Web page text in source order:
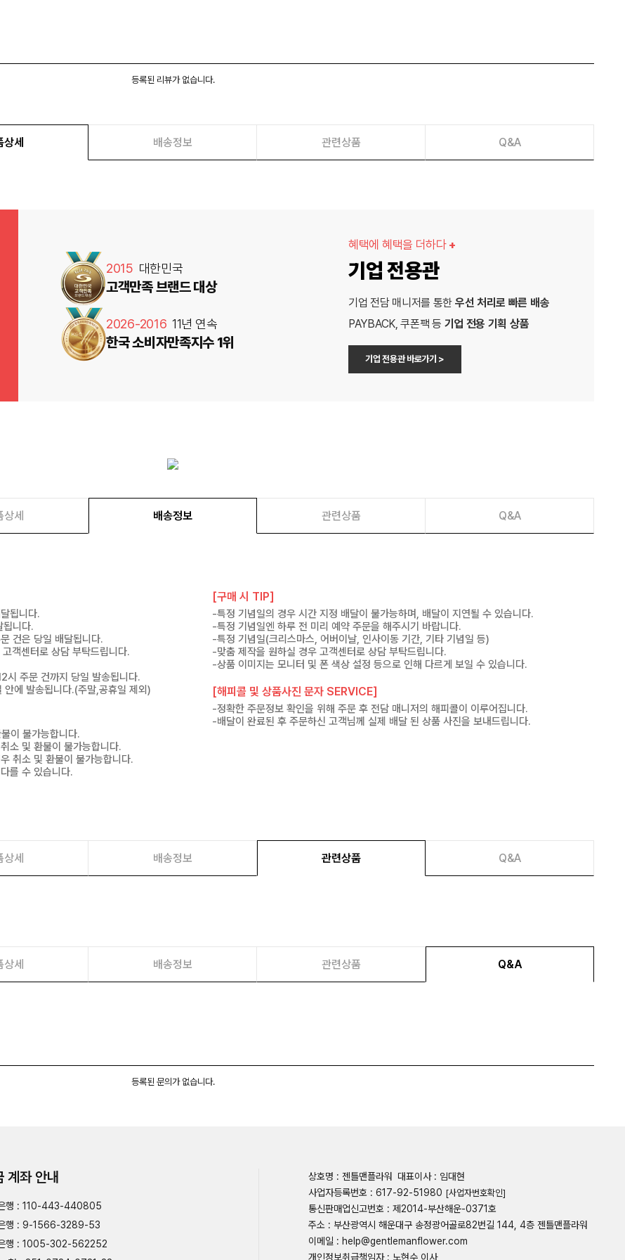
등록된 리뷰가 없습니다.
상세 배송정보 관련상품 Q&A
2015 대한민국
고객만족 브랜드 대상
2026-2016 11년 연속
한국 소비자만족지수 1위
혜택에 혜택을 더하다 +
기업 전용관
기업 전담 매니저를 통한 우선 처리로 빠른 배송
PAYBACK, 쿠폰팩 등 기업 전용 기획 상품
기업 전용관 바로가기 >
상세 배송정보 관련상품 Q&A
됩니다.
됩니다.
건은 당일 배달됩니다.
객센터로 상담 부탁드립니다.
시 주문 건까지 당일 발송됩니다.
에 발송됩니다.(주말,공휴일 제외)
이 불가능합니다.
소 및 환불이 불가능합니다.
취소 및 환불이 불가능합니다.
를 수 있습니다.
[구매 시 TIP]
-특정 기념일의 경우 시간 지정 배달이 불가능하며, 배달이 지연될 수 있습니다.
-특정 기념일엔 하루 전 미리 예약 주문을 해주시기 바랍니다.
-특정 기념일(크리스마스, 어버이날, 인사이동 기간, 기타 기념일 등)
-맞춤 제작을 원하실 경우 고객센터로 상담 부탁드립니다.
-상품 이미지는 모니터 및 폰 색상 설정 등으로 인해 다르게 보일 수 있습니다.
[해피콜 및 상품사진 문자 SERVICE]
-정확한 주문정보 확인을 위해 주문 후 전담 매니저의 해피콜이 이루어집니다.
-배달이 완료된 후 주문하신 고객님께 실제 배달 된 상품 사진을 보내드립니다.
상세 배송정보 관련상품 Q&A
상세 배송정보 관련상품 Q&A
등록된 문의가 없습니다.
계좌 안내
행 : 110-443-440805
행 : 9-1566-3289-53
행 : 1005-302-562252
상호명 : 젠틀맨플라워 대표이사 : 임대현
사업자등록번호 : 617-92-51980 [사업자번호확인]
통신판매업신고번호 : 제2014-부산해운-0371호
주소 : 부산광역시 해운대구 송정광어골로82번길 144, 4층 젠틀맨플라워
이메일 : help@gentlemanflower.com
개인정보취급책임자 : 노현수 이사